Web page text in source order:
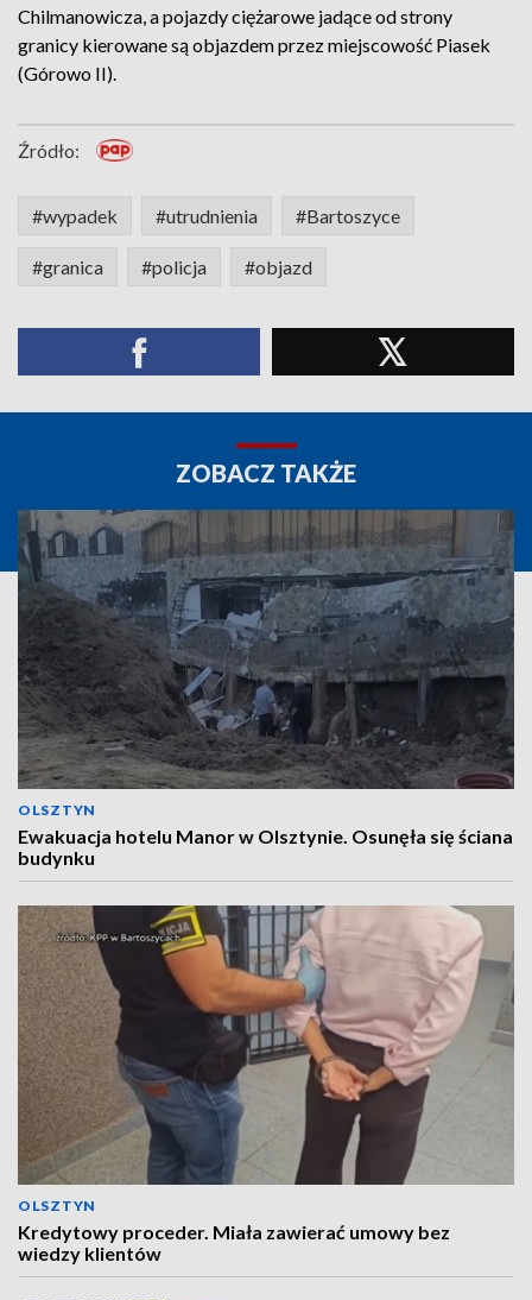
Chilmanowicza, a pojazdy ciężarowe jadące od strony
granicy kierowane są objazdem przez miejscowość Piasek
(Górowo II).
Źródło:
#wypadek #utrudnienia #Bartoszyce
#granica #policja #objazd
ZOBACZ TAKŻE
OLSZTYN
Ewakuacja hotelu Manor w Olsztynie. Osunęła się ściana
budynku
OLSZTYN
Kredytowy proceder. Miała zawierać umowy bez
wiedzy klientów